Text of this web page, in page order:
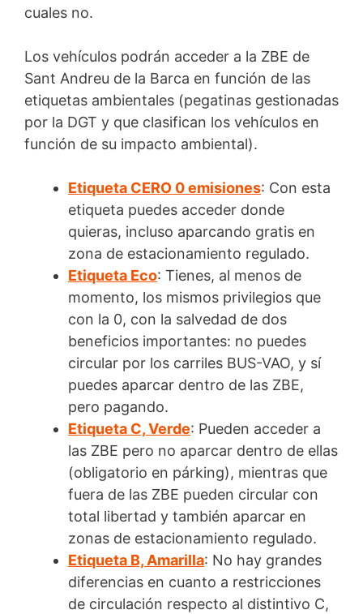
cuales no.
Los vehículos podrán acceder a la ZBE de
Sant Andreu de la Barca en función de las
etiquetas ambientales (pegatinas gestionadas
por la DGT y que clasifican los vehículos en
función de su impacto ambiental).
Etiqueta CERO 0 emisiones: Con esta
etiqueta puedes acceder donde
quieras, incluso aparcando gratis en
zona de estacionamiento regulado.
Etiqueta Eco: Tienes, al menos de
momento, los mismos privilegios que
con la 0, con la salvedad de dos
beneficios importantes: no puedes
circular por los carriles BUS-VAO, y sí
puedes aparcar dentro de las ZBE,
pero pagando.
Etiqueta C, Verde: Pueden acceder a
las ZBE pero no aparcar dentro de ellas
(obligatorio en párking), mientras que
fuera de las ZBE pueden circular con
total libertad y también aparcar en
zonas de estacionamiento regulado.
Etiqueta B, Amarilla: No hay grandes
diferencias en cuanto a restricciones
de circulación respecto al distintivo C,